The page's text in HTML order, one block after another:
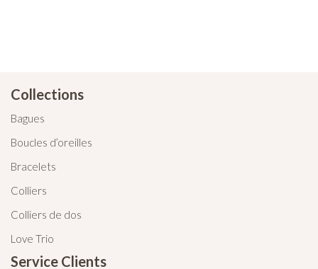
Collections
Bagues
Boucles d’oreilles
Bracelets
Colliers
Colliers de dos
Love Trio
Service Clients